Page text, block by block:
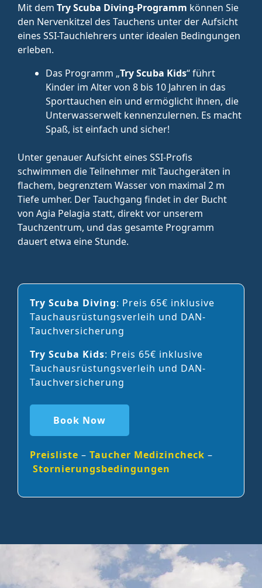
Mit dem Try Scuba Diving-Programm können Sie
den Nervenkitzel des Tauchens unter der Aufsicht
eines SSI-Tauchlehrers unter idealen Bedingungen
erleben.
Das Programm „Try Scuba Kids“ führt
Kinder im Alter von 8 bis 10 Jahren in das
Sporttauchen ein und ermöglicht ihnen, die
Unterwasserwelt kennenzulernen. Es macht
Spaß, ist einfach und sicher!
Unter genauer Aufsicht eines SSI-Profis
schwimmen die Teilnehmer mit Tauchgeräten in
flachem, begrenztem Wasser von maximal 2 m
Tiefe umher. Der Tauchgang findet in der Bucht
von Agia Pelagia statt, direkt vor unserem
Tauchzentrum, und das gesamte Programm
dauert etwa eine Stunde.
Try Scuba Diving: Preis 65€ inklusive
Tauchausrüstungsverleih und DAN-
Tauchversicherung
Try Scuba Kids: Preis 65€ inklusive
Tauchausrüstungsverleih und DAN-
Tauchversicherung
Book Now
Preisliste – Taucher Medizincheck –
Stornierungsbedingungen